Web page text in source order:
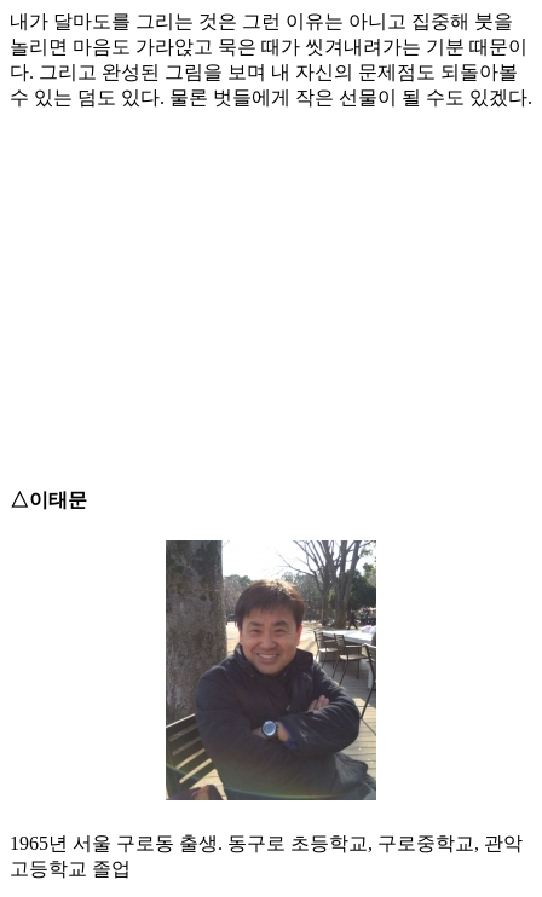
내가 달마도를 그리는 것은 그런 이유는 아니고 집중해 붓을
놀리면 마음도 가라앉고 묵은 때가 씻겨내려가는 기분 때문이
다. 그리고 완성된 그림을 보며 내 자신의 문제점도 되돌아볼
수 있는 덤도 있다. 물론 벗들에게 작은 선물이 될 수도 있겠다.
△이태문
1965년 서울 구로동 출생. 동구로 초등학교, 구로중학교, 관악
고등학교 졸업